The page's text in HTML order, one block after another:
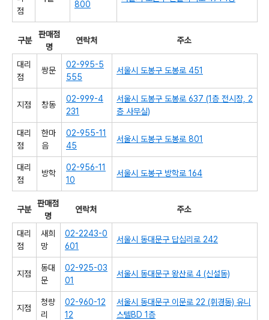
점
800
구분
판매점
명
연락처 주소
대리
점
쌍문
02-995-5
555
서울시 도봉구 도봉로 451
지점 창동
02-999-4
231
서울시 도봉구 도봉로 637 (1층 전시장, 2
층 사무실)
대리
점
한마
음
02-955-11
45
서울시 도봉구 도봉로 801
대리
점
방학
02-956-11
10
서울시 도봉구 방학로 164
구분
판매점
명
연락처 주소
대리
점
새희
망
02-2243-0
601
서울시 동대문구 답십리로 242
지점
동대
문
02-925-03
01
서울시 동대문구 왕산로 4 (신설동)
지점
청량
리
02-960-12
12
서울시 동대문구 이문로 22 (휘경동) 유니
스텔BD 1층